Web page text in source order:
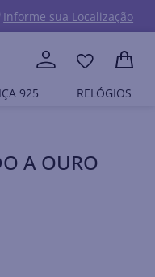
Informe sua Localização
925 RELÓGIOS
A OURO